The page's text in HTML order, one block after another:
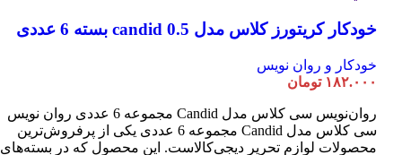
خودکار کریتورز کلاس مدل candid 0.5 بسته 6 عددی
خودکار و روان نویس
۱۸۲.۰۰۰ تومان
روان‌نویس سی کلاس مدل Candid مجموعه 6 عددی روان نویس
سی کلاس مدل Candid مجموعه 6 عددی یکی از پرفروش‌ترین